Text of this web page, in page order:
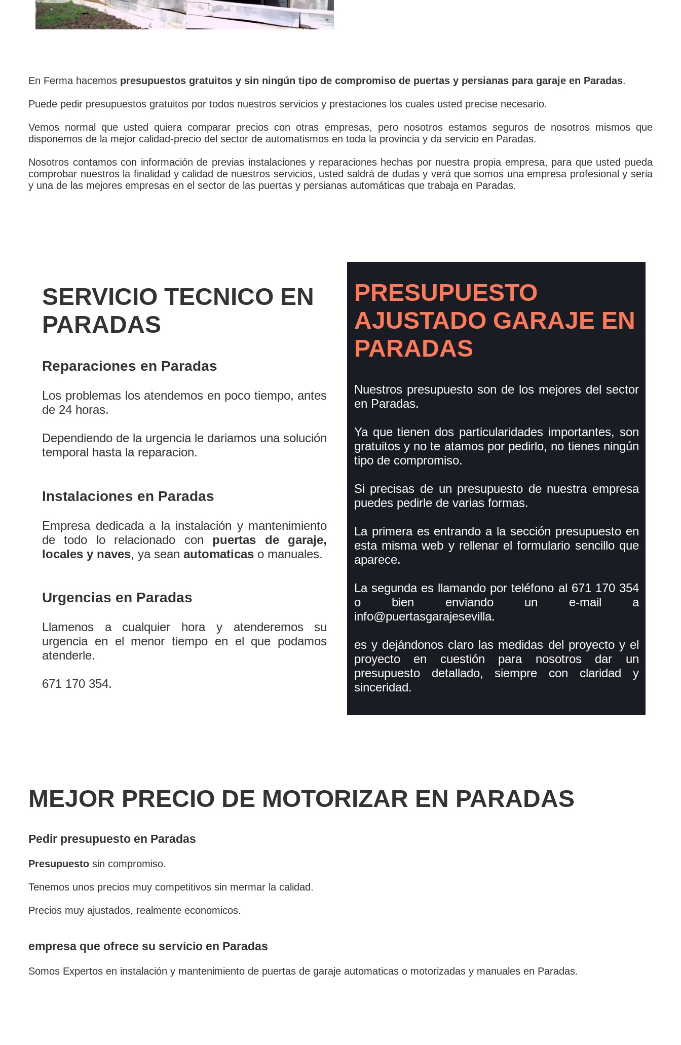
En Ferma hacemos presupuestos gratuitos y sin ningún tipo de compromiso de puertas y persianas para garaje en Paradas.
Puede pedir presupuestos gratuitos por todos nuestros servicios y prestaciones los cuales usted precise necesario.
Vemos normal que usted quiera comparar precios con otras empresas, pero nosotros estamos seguros de nosotros mismos que
disponemos de la mejor calidad-precio del sector de automatismos en toda la provincia y da servicio en Paradas.
Nosotros contamos con información de previas instalaciones y reparaciones hechas por nuestra propia empresa, para que usted pueda
comprobar nuestros la finalidad y calidad de nuestros servicios, usted saldrá de dudas y verá que somos una empresa profesional y seria
y una de las mejores empresas en el sector de las puertas y persianas automáticas que trabaja en Paradas.
SERVICIO TECNICO EN
PARADAS
Reparaciones en Paradas
Los problemas los atendemos en poco tiempo, antes
de 24 horas.
Dependiendo de la urgencia le dariamos una solución
temporal hasta la reparacion.
Instalaciones en Paradas
Empresa dedicada a la instalación y mantenimiento
de todo lo relacionado con puertas de garaje,
locales y naves, ya seanautomaticas o manuales.
Urgencias en Paradas
Llamenos a cualquier hora y atenderemos su
urgencia en el menor tiempo en el que podamos
atenderle.
671 170 354.
PRESUPUESTO
AJUSTADO GARAJE EN
PARADAS
Nuestros presupuesto son de los mejores del sector
en Paradas.
Ya que tienen dos particularidades importantes, son
gratuitos y no te atamos por pedirlo, no tienes ningún
tipo de compromiso.
Si precisas de un presupuesto de nuestra empresa
puedes pedirle de varias formas.
La primera es entrando a la sección presupuesto en
esta misma web y rellenar el formulario sencillo que
aparece.
La segunda es llamando por teléfono al 671 170 354
o bien enviando un e-mail a
info@puertasgarajesevilla.
es y dejándonos claro las medidas del proyecto y el
proyecto en cuestión para nosotros dar un
presupuesto detallado, siempre con claridad y
sinceridad.
MEJOR PRECIO DE MOTORIZAR EN PARADAS
Pedir presupuesto en Paradas
Presupuesto sin compromiso.
Tenemos unos precios muy competitivos sin mermar la calidad.
Precios muy ajustados, realmente economicos.
empresa que ofrece su servicio en Paradas
Somos Expertos en instalación y mantenimiento de puertas de garaje automaticas o motorizadas y manuales en Paradas.